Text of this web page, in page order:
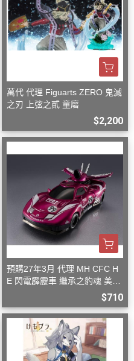
萬代 代理 Figuarts ZERO 鬼滅
之刃 上弦之貳 童磨
$2,200
預購27年3月 代理 MH CFC H
E 閃電霹靂車 繼承之豹魂 美洲
$710